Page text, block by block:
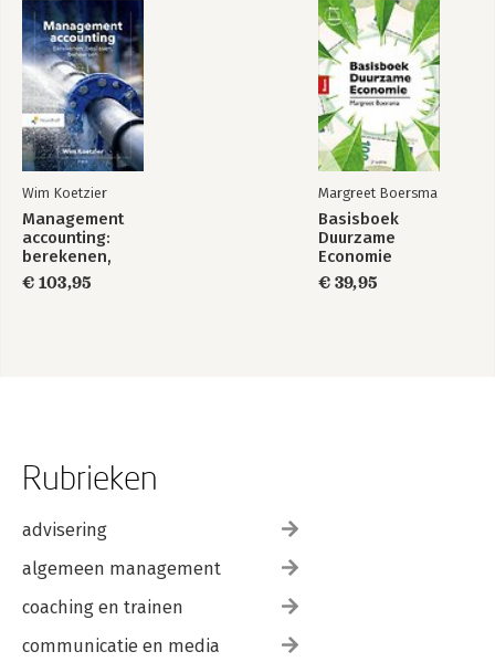
Wim Koetzier
Management
accounting:
berekenen,
beslissen,
beheersen
€ 103,95
Margreet Boersma
Basisboek
Duurzame
Economie
€ 39,95
Rubrieken
advisering
algemeen management
coaching en trainen
communicatie en media